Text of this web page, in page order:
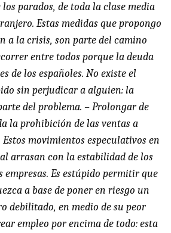
los parados, de toda la clase media
Estas medidas que propongo
a la crisis, son parte del camino
entre todos porque la deuda
de los españoles. No existe el
sin perjudicar a alguien: la
del problema. – Prolongar de
la prohibición de las ventas a
movimientos especulativos en
arrasan con la estabilidad de los
empresas. Es estúpido permitir que
a base de poner en riesgo un
debilitado, en medio de su peor
empleo por encima de todo: esta